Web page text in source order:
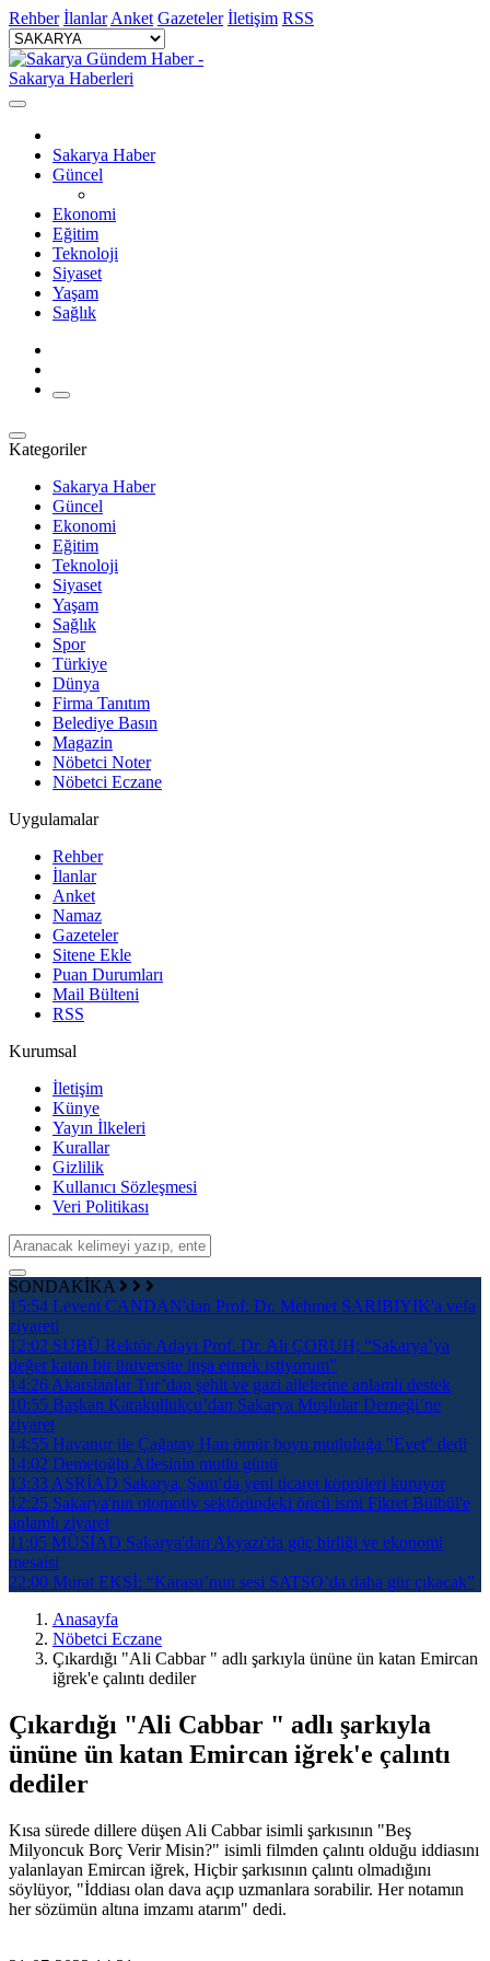
Rehber İlanlar Anket Gazeteler İletişim RSS
Sakarya Haber
Güncel
Ekonomi
Eğitim
Teknoloji
Siyaset
Yaşam
Sağlık
Kategoriler
Sakarya Haber
Güncel
Ekonomi
Eğitim
Teknoloji
Siyaset
Yaşam
Sağlık
Spor
Türkiye
Dünya
Firma Tanıtım
Belediye Basın
Magazin
Nöbetci Noter
Nöbetci Eczane
Uygulamalar
Rehber
İlanlar
Anket
Namaz
Gazeteler
Sitene Ekle
Puan Durumları
Mail Bülteni
RSS
Kurumsal
İletişim
Künye
Yayın İlkeleri
Kurallar
Gizlilik
Kullanıcı Sözleşmesi
Veri Politikası
SONDAKİKA
15:54 Levent CANDAN'dan Prof. Dr. Mehmet SARIBIYIK'a vefa
ziyareti
12:02 SUBÜ Rektör Adayı Prof. Dr. Ali ÇORUH; “Sakarya’ya
değer katan bir üniversite inşa etmek istiyorum”
14:26 Akarslanlar Tur’dan şehit ve gazi ailelerine anlamlı destek
10:55 Başkan Karakullukçu’dan Sakarya Muşlular Derneği’ne
ziyaret
14:55 Havanur ile Çağatay Han ömür boyu mutluluğa "Evet" dedi
14:02 Demetoğlu Ailesinin mutlu günü
13:33 ASRİAD Sakarya, Şam’da yeni ticaret köprüleri kuruyor
12:25 Sakarya'nın otomotiv sektöründeki öncü ismi Fikret Bülbül'e
anlamlı ziyaret
11:05 MÜSİAD Sakarya'dan Akyazı'da güç birliği ve ekonomi
mesaisi
22:00 Murat EKŞİ: “Karasu’nun sesi SATSO’da daha gür çıkacak”
Anasayfa
Nöbetci Eczane
Çıkardığı "Ali Cabbar " adlı şarkıyla ününe ün katan Emircan
iğrek'e çalıntı dediler
Çıkardığı "Ali Cabbar " adlı şarkıyla
ününe ün katan Emircan iğrek'e çalıntı
dediler
Kısa sürede dillere düşen Ali Cabbar isimli şarkısının "Beş
Milyoncuk Borç Verir Misin?" isimli filmden çalıntı olduğu iddiasını
yalanlayan Emircan iğrek, Hiçbir şarkısının çalıntı olmadığını
söylüyor, "İddiası olan dava açıp uzmanlara sorabilir. Her notamın
her sözümün altına imzamı atarım" dedi.